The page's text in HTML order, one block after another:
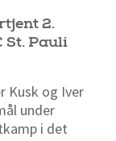
2.
St. Pauli
Kusk og Iver
under
i det